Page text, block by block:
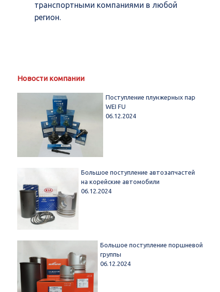
транспортными компаниями в любой
регион.
Новости компании
Поступление плунжерных пар
WEI FU
06.12.2024
Большое поступление автозапчастей
на корейские автомобили
06.12.2024
Большое поступление поршневой
группы
06.12.2024